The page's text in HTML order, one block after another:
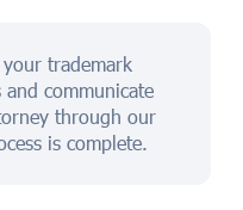
trademark
communicate
through our
is complete.